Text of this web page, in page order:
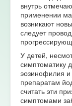
внутрь
применении
возникают
следует
У детей,
симптоматику
эозинофилия и
препаратам
считать эти
симптомами